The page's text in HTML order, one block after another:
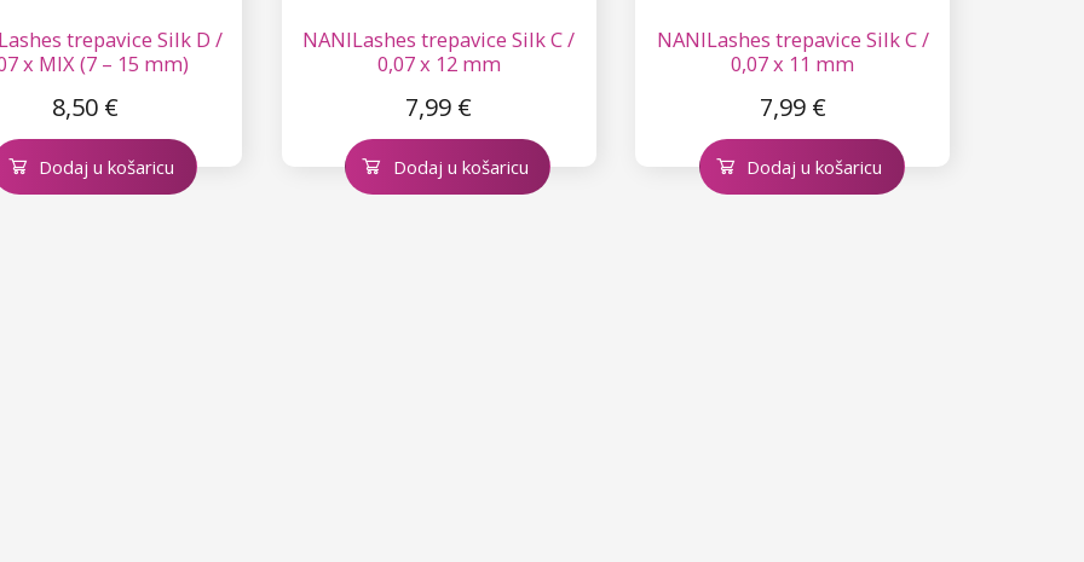
trepavice Silk D /
x MIX (7 – 15 mm)
8,50 €
Dodaj u košaricu
NANILashes trepavice Silk C /
0,07 x 12 mm
7,99 €
Dodaj u košaricu
NANILashes trepavice Silk C /
0,07 x 11 mm
7,99 €
Dodaj u košaricu